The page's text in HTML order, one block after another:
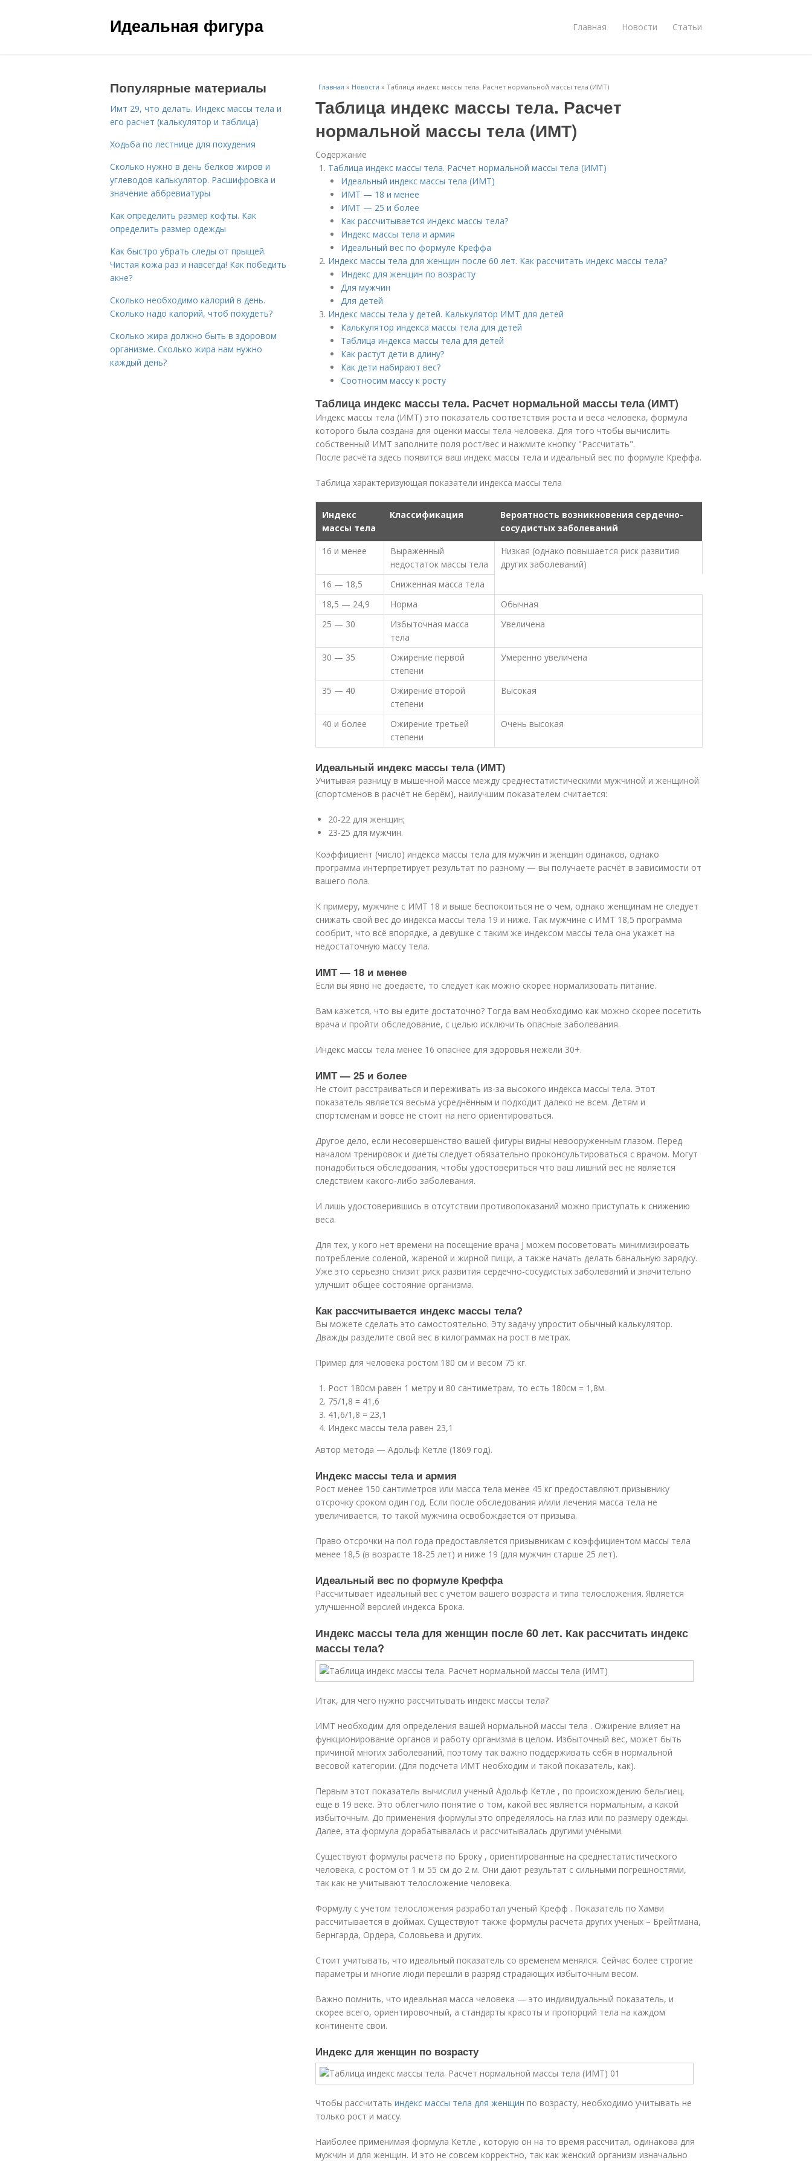
Идеальная фигура Главная Новости Статьи
Главная » Новости » Таблица индекс массы тела. Расчет нормальной массы тела (ИМТ)
Таблица индекс массы тела. Расчет
нормальной массы тела (ИМТ)
Содержание
Таблица индекс массы тела. Расчет нормальной массы тела (ИМТ)
Идеальный индекс массы тела (ИМТ)
ИМТ — 18 и менее
ИМТ — 25 и более
Как рассчитывается индекс массы тела?
Индекс массы тела и армия
Идеальный вес по формуле Креффа
Индекс массы тела для женщин после 60 лет. Как рассчитать индекс массы тела?
Индекс для женщин по возрасту
Для мужчин
Для детей
Индекс массы тела у детей. Калькулятор ИМТ для детей
Калькулятор индекса массы тела для детей
Таблица индекса массы тела для детей
Как растут дети в длину?
Как дети набирают вес?
Соотносим массу к росту
Таблица индекс массы тела. Расчет нормальной массы тела (ИМТ)
Индекс массы тела (ИМТ) это показатель соответствия роста и веса человека, формула
которого была создана для оценки массы тела человека. Для того чтобы вычислить
собственный ИМТ заполните поля рост/вес и нажмите кнопку "Рассчитать".
После расчёта здесь появится ваш индекс массы тела и идеальный вес по формуле Креффа.
Таблица характеризующая показатели индекса массы тела
Индекс
массы тела
Классификация
Вероятность возникновения сердечно-
сосудистых заболеваний
16 и менее
Выраженный
недостаток массы тела
Низкая (однако повышается риск развития
других заболеваний)
16 — 18,5
Сниженная масса тела
18,5 — 24,9
Норма
Обычная
25 — 30
Избыточная масса
тела
Увеличена
30 — 35
Ожирение первой
степени
Умеренно увеличена
35 — 40
Ожирение второй
степени
Высокая
40 и более
Ожирение третьей
степени
Очень высокая
Идеальный индекс массы тела (ИМТ)
Учитывая разницу в мышечной массе между среднестатистическими мужчиной и женщиной
(спортсменов в расчёт не берём), наилучшим показателем считается:
20-22 для женщин;
23-25 для мужчин.
Коэффициент (число) индекса массы тела для мужчин и женщин одинаков, однако
программа интерпретирует результат по разному — вы получаете расчёт в зависимости от
вашего пола.
К примеру, мужчине с ИМТ 18 и выше беспокоиться не о чем, однако женщинам не следует
снижать свой вес до индекса массы тела 19 и ниже. Так мужчине с ИМТ 18,5 программа
сообрит, что всё впорядке, а девушке с таким же индексом массы тела она укажет на
недостаточную массу тела.
ИМТ — 18 и менее
Если вы явно не доедаете, то следует как можно скорее нормализовать питание.
Вам кажется, что вы едите достаточно? Тогда вам необходимо как можно скорее посетить
врача и пройти обследование, с целью исключить опасные заболевания.
Индекс массы тела менее 16 опаснее для здоровья нежели 30+.
ИМТ — 25 и более
Не стоит расстраиваться и переживать из-за высокого индекса массы тела. Этот
показатель является весьма усреднённым и подходит далеко не всем. Детям и
спортсменам и вовсе не стоит на него ориентироваться.
Другое дело, если несовершенство вашей фигуры видны невооруженным глазом. Перед
началом тренировок и диеты следует обязательно проконсультироваться с врачом. Могут
понадобиться обследования, чтобы удостовериться что ваш лишний вес не является
следствием какого-либо заболевания.
И лишь удостоверившись в отсутствии противопоказаний можно приступать к снижению
веса.
Для тех, у кого нет времени на посещение врача J можем посоветовать минимизировать
потребление соленой, жареной и жирной пищи, а также начать делать банальную зарядку.
Уже это серьезно снизит риск развития сердечно-сосудистых заболеваний и значительно
улучшит общее состояние организма.
Как рассчитывается индекс массы тела?
Вы можете сделать это самостоятельно. Эту задачу упростит обычный калькулятор.
Дважды разделите свой вес в килограммах на рост в метрах.
Пример для человека ростом 180 см и весом 75 кг.
Рост 180см равен 1 метру и 80 сантиметрам, то есть 180см = 1,8м.
75/1,8 = 41,6
41,6/1,8 = 23,1
Индекс массы тела равен 23,1
Автор метода — Адольф Кетле (1869 год).
Индекс массы тела и армия
Рост менее 150 сантиметров или масса тела менее 45 кг предоставляют призывнику
отсрочку сроком один год. Если после обследования и/или лечения масса тела не
увеличивается, то такой мужчина освобождается от призыва.
Право отсрочки на пол года предоставляется призывникам с коэффициентом массы тела
менее 18,5 (в возрасте 18-25 лет) и ниже 19 (для мужчин старше 25 лет).
Идеальный вес по формуле Креффа
Рассчитывает идеальный вес с учётом вашего возраста и типа телосложения. Является
улучшенной версией индекса Брока.
Индекс массы тела для женщин после 60 лет. Как рассчитать индекс
массы тела?
Итак, для чего нужно рассчитывать индекс массы тела?
ИМТ необходим для определения вашей нормальной массы тела . Ожирение влияет на
функционирование органов и работу организма в целом. Избыточный вес, может быть
причиной многих заболеваний, поэтому так важно поддерживать себя в нормальной
весовой категории. (Для подсчета ИМТ необходим и такой показатель, как).
Первым этот показатель вычислил ученый Адольф Кетле , по происхождению бельгиец,
еще в 19 веке. Это облегчило понятие о том, какой вес является нормальным, а какой
избыточным. До применения формулы это определялось на глаз или по размеру одежды.
Далее, эта формула дорабатывалась и рассчитывалась другими учёными.
Существуют формулы расчета по Броку , ориентированные на среднестатистического
человека, с ростом от 1 м 55 см до 2 м. Они дают результат с сильными погрешностями,
так как не учитывают телосложение человека.
Формулу с учетом телосложения разработал ученый Крефф . Показатель по Хамви
рассчитывается в дюймах. Существуют также формулы расчета других ученых – Брейтмана,
Бернгарда, Ордера, Соловьева и других.
Стоит учитывать, что идеальный показатель со временем менялся. Сейчас более строгие
параметры и многие люди перешли в разряд страдающих избыточным весом.
Важно помнить, что идеальная масса человека — это индивидуальный показатель, и
скорее всего, ориентировочный, а стандарты красоты и пропорций тела на каждом
континенте свои.
Индекс для женщин по возрасту
Чтобы рассчитать индекс массы тела для женщин по возрасту, необходимо учитывать не
только рост и массу.
Наиболее применимая формула Кетле , которую он на то время рассчитал, одинакова для
мужчин и для женщин. И это не совсем корректно, так как женский организм изначально
Популярные материалы
Имт 29, что делать. Индекс массы тела и
его расчет (калькулятор и таблица)
Ходьба по лестнице для похудения
Сколько нужно в день белков жиров и
углеводов калькулятор. Расшифровка и
значение аббревиатуры
Как определить размер кофты. Как
определить размер одежды
Как быстро убрать следы от прыщей.
Чистая кожа раз и навсегда! Как победить
акне?
Сколько необходимо калорий в день.
Сколько надо калорий, чтоб похудеть?
Сколько жира должно быть в здоровом
организме. Сколько жира нам нужно
каждый день?